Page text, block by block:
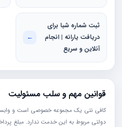
ثبت شماره شبا برای
دریافت یارانه | انجام
آنلاین و سریع
←
قوانین مهم و سلب مسئولیت
کافی نتی یک مجموعه خصوصی است و
دولتی مربوط به این خدمت ندارد. مبلغ